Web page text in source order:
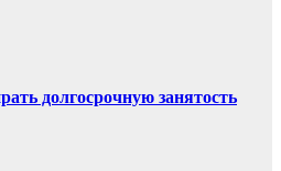
долгосрочную занятость